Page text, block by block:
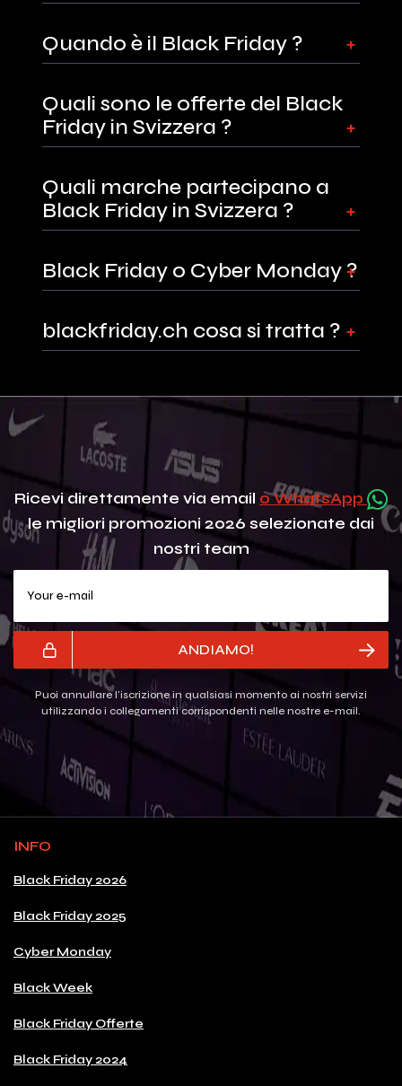
Quando è il Black Friday ?
Quali sono le offerte del Black
Friday in Svizzera ?
Quali marche partecipano a
Black Friday in Svizzera ?
Black Friday o Cyber Monday ?
blackfriday.ch cosa si tratta ?
Ricevi direttamente via email o WhatsApp
le migliori promozioni 2026 selezionate dai
nostri team
ANDIAMO!
Puoi annullare l'iscrizione in qualsiasi momento ai nostri servizi
utilizzando i collegamenti corrispondenti nelle nostre e-mail.
INFO
Black Friday 2026
Black Friday 2025
Cyber Monday
Black Week
Black Friday Offerte
Black Friday 2024